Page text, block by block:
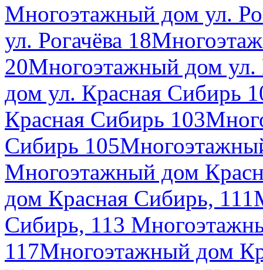
Многоэтажный дом ул.
ул. Рогачёва 18
20Многоэтажный дом ул.
дом ул. Красная Сибирь
Красная Сибирь 103
Сибирь 105
Многоэтажный дом
дом Красная Сибирь, 111
Сибирь, 113
117Многоэтажный дом